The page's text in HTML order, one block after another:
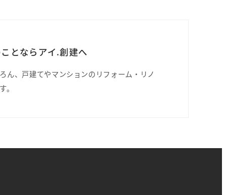
とならアイ.創建へ
ん、戸建てやマンションのリフォーム・リノ
。